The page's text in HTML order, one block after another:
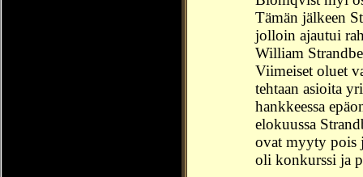
Tämän jälkeen
jolloin ajautui
William
Viimeiset oluet
tehtaan asioita
hankkeessa
elokuussa
ovat myyty pois
oli konkurssi ja